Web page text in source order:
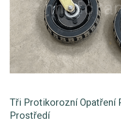
Tři Protikorozní Opatření
Prostředí